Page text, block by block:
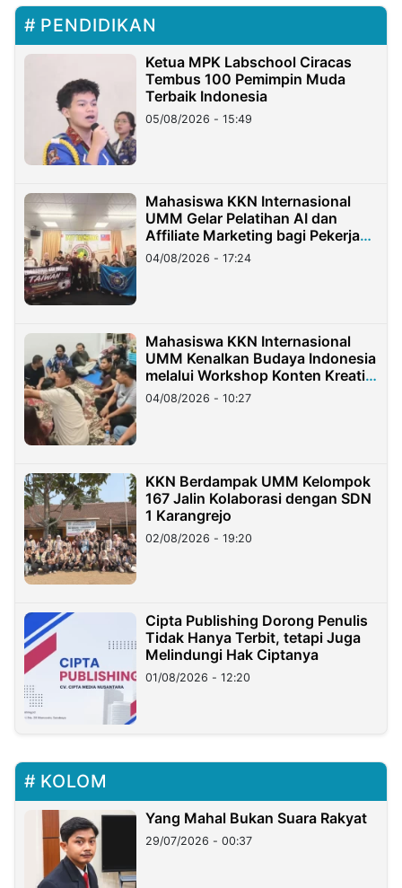
PENDIDIKAN
Ketua MPK Labschool Ciracas
Tembus 100 Pemimpin Muda
Terbaik Indonesia
05/08/2026 - 15:49
Mahasiswa KKN Internasional
UMM Gelar Pelatihan AI dan
Affiliate Marketing bagi Pekerja
Migran Indonesia di Taiwan
04/08/2026 - 17:24
Mahasiswa KKN Internasional
UMM Kenalkan Budaya Indonesia
melalui Workshop Konten Kreatif
di Taiwan
04/08/2026 - 10:27
KKN Berdampak UMM Kelompok
167 Jalin Kolaborasi dengan SDN
1 Karangrejo
02/08/2026 - 19:20
Cipta Publishing Dorong Penulis
Tidak Hanya Terbit, tetapi Juga
Melindungi Hak Ciptanya
01/08/2026 - 12:20
KOLOM
Yang Mahal Bukan Suara Rakyat
29/07/2026 - 00:37